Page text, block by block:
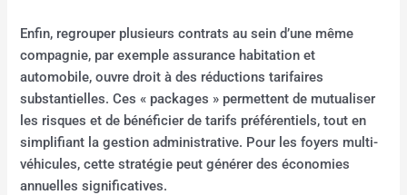
Enfin, regrouper plusieurs contrats au sein d’une même
compagnie, par exemple assurance habitation et
automobile, ouvre droit à des réductions tarifaires
substantielles. Ces « packages » permettent de mutualiser
les risques et de bénéficier de tarifs préférentiels, tout en
simplifiant la gestion administrative. Pour les foyers multi-
véhicules, cette stratégie peut générer des économies
annuelles significatives.